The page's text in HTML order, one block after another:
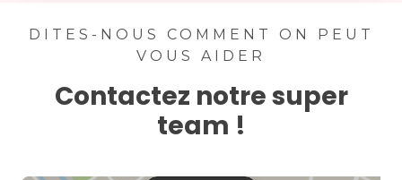
3 4 5 6 7
17 18 19 20
DITES-NOUS COMMENT ON PEUT
VOUS AIDER
Contactez notre super
team !